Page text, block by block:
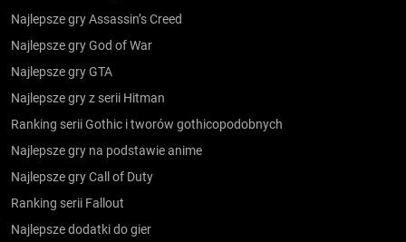
Najlepsze gry Assassin’s Creed
Najlepsze gry God of War
Najlepsze gry GTA
Najlepsze gry z serii Hitman
Ranking serii Gothic i tworów gothicopodobnych
Najlepsze gry na podstawie anime
Najlepsze gry Call of Duty
Ranking serii Fallout
Najlepsze dodatki do gier